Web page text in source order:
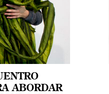
ABORDAR